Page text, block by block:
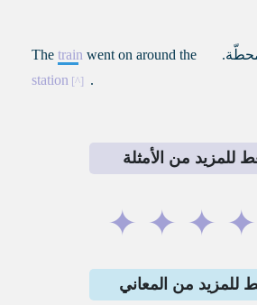
.
The train went on around the
station
.
للمزيد من الأمثلة
✦
✦
✦
✦
للمزيد من المعاني